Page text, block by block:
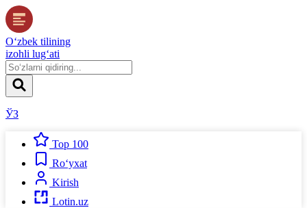
O‘zbek tilining
izohli lug‘ati
ЎЗ
Top 100
Ro‘yxat
Kirish
Lotin.uz